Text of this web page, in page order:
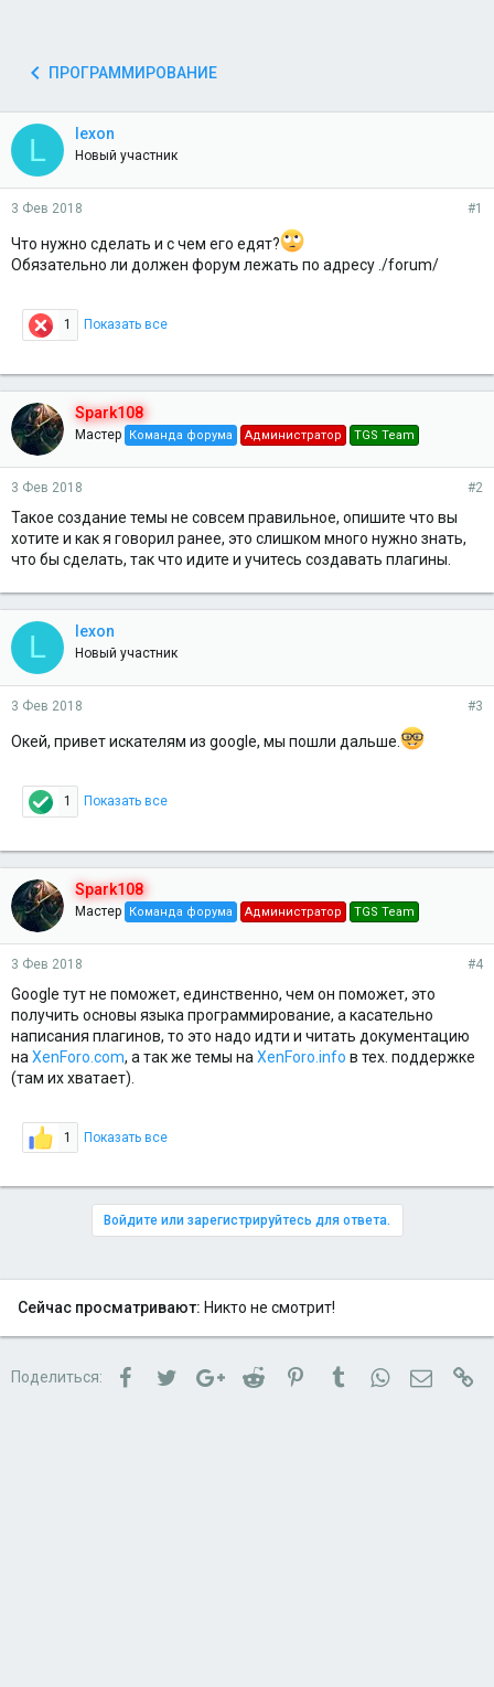
ПРОГРАММИРОВАНИЕ
L lexon
Новый участник
3 Фев 2018 #1
Что нужно сделать и с чем его едят?
Обязательно ли должен форум лежать по адресу ./forum/
1 Показать все
Spark108
Мастер Команда форума Администратор TGS Team
3 Фев 2018 #2
Такое создание темы не совсем правильное, опишите что вы
хотите и как я говорил ранее, это слишком много нужно знать,
что бы сделать, так что идите и учитесь создавать плагины.
L lexon
Новый участник
3 Фев 2018 #3
Окей, привет искателям из google, мы пошли дальше.
1 Показать все
Spark108
Мастер Команда форума Администратор TGS Team
3 Фев 2018 #4
Google тут не поможет, единственно, чем он поможет, это
получить основы языка программирование, а касательно
написания плагинов, то это надо идти и читать документацию
на XenForo.com, а так же темы на XenForo.info в тех. поддержке
(там их хватает).
1 Показать все
Войдите или зарегистрируйтесь для ответа.
Сейчас просматривают: Никто не смотрит!
Поделиться: FacebookTwitterGoogle+Reddit PinterestTumblrWhatsApp